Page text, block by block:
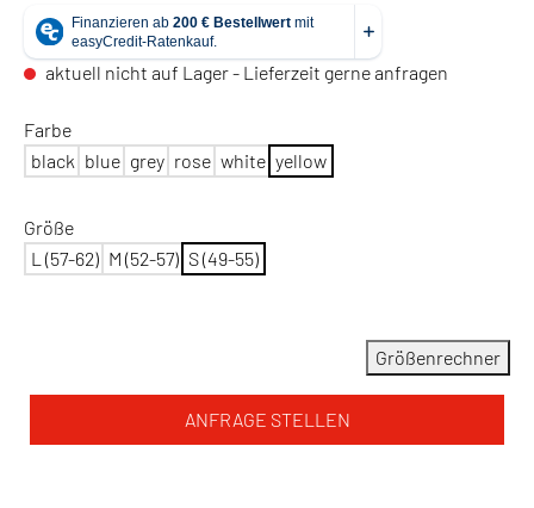
aktuell nicht auf Lager - Lieferzeit gerne anfragen
Farbe
black blue grey rose white yellow
Größe
L (57-62) M (52-57) S (49-55)
Größenrechner
ANFRAGE STELLEN